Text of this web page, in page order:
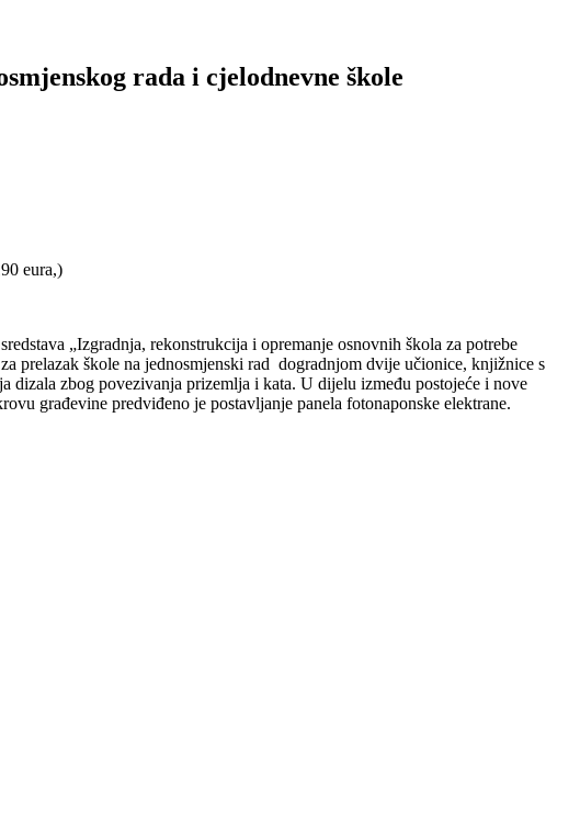
rada i cjelodnevne škole
eura,)
„Izgradnja, rekonstrukcija i opremanje osnovnih škola za potrebe
prelazak škole na jednosmjenski rad dogradnjom dvije učionice, knjižnice s
dizala zbog povezivanja prizemlja i kata. U dijelu između postojeće i nove
građevine predviđeno je postavljanje panela fotonaponske elektrane.